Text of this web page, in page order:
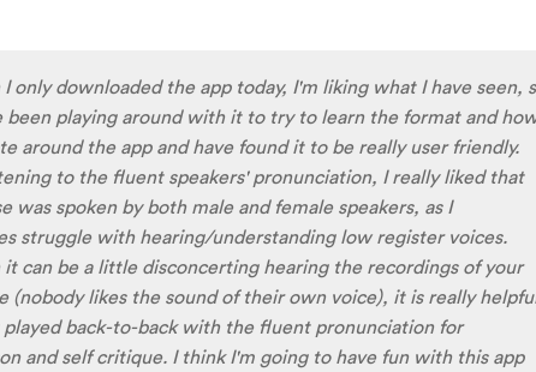
grateful, you are literally the only app who has SO MANY
!!!!! I recently took a DNA test and I really want to
with my African roots and it’s so hard to find African
other than Swahili on the internet and the resources aren’t
the fact that you have So many languages makes me
of you, I’ll be able to learn Lingala, Yoruba , Zulu ,
you x10000000 ! And your games are very interactive,
vocabulary words that you suggest offer a great virtual
/ introduction to the language :) perfect for beginners!!! Ps:
to add Ewe , Fon and Akan in the future? 😍😍 😍they